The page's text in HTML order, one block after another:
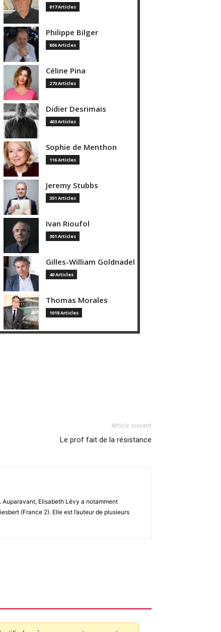
817 Articles
Philippe Bilger
806 Articles
Céline Pina
273 Articles
Didier Desrimais
403 Articles
Sophie de Menthon
116 Articles
Jeremy Stubbs
351 Articles
Ivan Rioufol
301 Articles
Gilles-William Goldnadel
40 Articles
Thomas Morales
1018 Articles
Article suivant
Le prof fait de la résistance
Elisabeth Lévy a notamment
(France 2). Elle est l’auteur de plusieurs